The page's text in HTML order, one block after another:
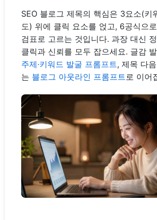
SEO 블로그 제목의 핵심은 3요소(키
도) 위에 클릭 요소를 얹고, 6공식으
검표로 고르는 것입니다. 과장 대신
클릭과 신뢰를 모두 잡으세요. 글감
주제·키워드 발굴 프롬프트, 제목 다
는 블로그 아웃라인 프롬프트 로 이어